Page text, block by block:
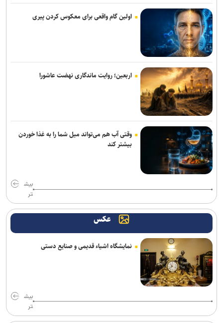
محقق شد
ورود بیش از ۳۳۰۰ زائر افغانستانی از مرز دوغارون به ایران
وزیر راه: تکمیل مسکن مهر و اتصال ریلی پردیس با جدیت دنبال می‌شود
پایش ۶۲ طرح بهینه‌سازی انرژی و کاهش ۱۸۰۰ مگاواتی بار مصرفی در
کشور/صرفه اقتصادی ۴ برابری بهینه‌سازی نسبت به نیروگاه‌سازی
تراکنش‌های بانکی
سامانه جامع پایش آب و برق کشور راه اندازی می‌شود
فناوری، کلید عبور از تغییرات اقلیمی در بخش کشاورزی / ضرورت انتقال
دانش فنی و نوسازی بذرها برای تضمین امنیت غذایی
تغییر ریل معدن‌کاری با هوش مصنوعی/ درمان شکاف ۱۵ ساله
پیش بینی رگبار و رعدوبرق در ارتفاعات شمال کشور/ تداوم وزش باد
شدید و گردوخاک در شرق
صنعت انرژی در مسیربازآفرینی/ ناترازی انرژی از بحران مقطعی تا ضرورت
جراحی حکمرانی
وزیر نفت: رسانه‌ها جلوه‌های ایثار کارکنان صنعت نفت را منعکس کردند
گذار از حمایت‌گریِ معیشتی به توانمندسازی ساختارمند/ بازتعریف پارادایم
محرومیت‌زدایی در بنیاد مستضعفان
اولین گام واقعی برای معکوس کردن پیری
اربعین؛ روایت ماندگاری نهضت عاشورا
وقتی آب هم می‌تواند میل شما را به غذا خوردن
بیشتر کند
بیش
تر
عکس
نمایشگاه اشیاء قدیمی و صنایع دستی
بیش
تر